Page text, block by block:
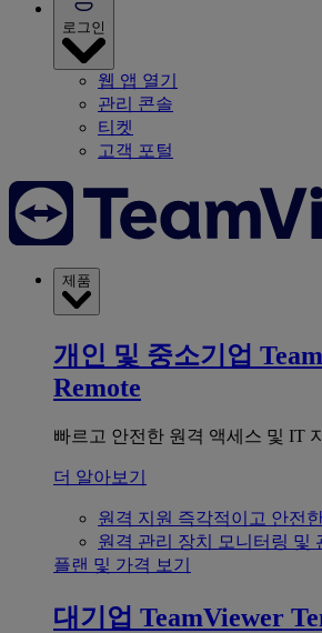
로그인
웹 앱 열기
관리 콘솔
티켓
고객 포털
제품
개인 및 중소기업
Remote
빠르고 안전한 원격 액세스 및 IT
더 알아보기
원격 지원 즉각적이고 안전
원격 관리 장치 모니터링 및
플랜 및 가격 보기
대기업 TeamViewer